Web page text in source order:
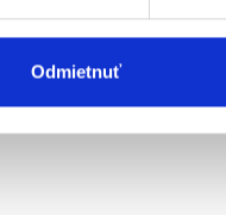
Odmietnuť